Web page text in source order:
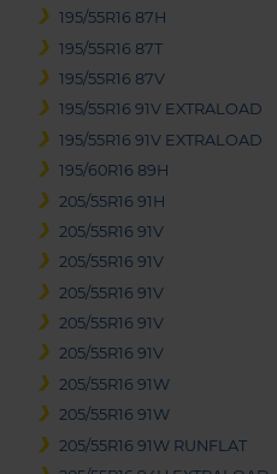
195/55R16 87H
195/55R16 87T
195/55R16 87V
195/55R16 91V EXTRALOAD
195/55R16 91V EXTRALOAD
195/60R16 89H
205/55R16 91H
205/55R16 91V
205/55R16 91V
205/55R16 91V
205/55R16 91V
205/55R16 91V
205/55R16 91W
205/55R16 91W
205/55R16 91W RUNFLAT